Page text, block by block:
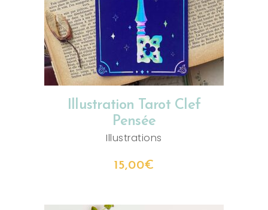
Illustration Tarot Clef
Pensée
Illustrations
15,00€